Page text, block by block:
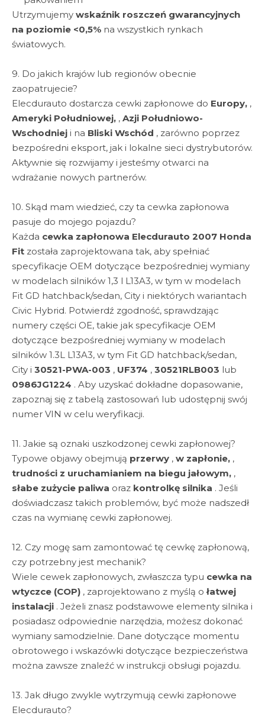
Utrzymujemy wskaźnik roszczeń gwarancyjnych
na poziomie <0,5% na wszystkich rynkach
światowych.
9. Do jakich krajów lub regionów obecnie
zaopatrujecie?
Elecdurauto dostarcza cewki zapłonowe do Europy, ,
Ameryki Południowej, , Azji Południowo-
Wschodniej i na Bliski Wschód , zarówno poprzez
bezpośredni eksport, jak i lokalne sieci dystrybutorów.
Aktywnie się rozwijamy i jesteśmy otwarci na
wdrażanie nowych partnerów.
10. Skąd mam wiedzieć, czy ta cewka zapłonowa
pasuje do mojego pojazdu?
Każda cewka zapłonowa Elecdurauto 2007 Honda
Fit została zaprojektowana tak, aby spełniać
specyfikacje OEM dotyczące bezpośredniej wymiany
w modelach silników 1,3 l L13A3, w tym w modelach
Fit GD hatchback/sedan, City i niektórych wariantach
Civic Hybrid. Potwierdź zgodność, sprawdzając
numery części OE, takie jak specyfikacje OEM
dotyczące bezpośredniej wymiany w modelach
silników 1.3L L13A3, w tym Fit GD hatchback/sedan,
City i 30521-PWA-003 , UF374 , 30521RLB003 lub
0986JG1224 . Aby uzyskać dokładne dopasowanie,
zapoznaj się z tabelą zastosowań lub udostępnij swój
numer VIN w celu weryfikacji.
11. Jakie są oznaki uszkodzonej cewki zapłonowej?
Typowe objawy obejmują przerwy , w zapłonie, ,
trudności z uruchamianiem na biegu jałowym, ,
słabe zużycie paliwa oraz kontrolkę silnika . Jeśli
doświadczasz takich problemów, być może nadszedł
czas na wymianę cewki zapłonowej.
12. Czy mogę sam zamontować tę cewkę zapłonową,
czy potrzebny jest mechanik?
Wiele cewek zapłonowych, zwłaszcza typu cewka na
wtyczce (COP) , zaprojektowano z myślą o łatwej
instalacji . Jeżeli znasz podstawowe elementy silnika i
posiadasz odpowiednie narzędzia, możesz dokonać
wymiany samodzielnie. Dane dotyczące momentu
obrotowego i wskazówki dotyczące bezpieczeństwa
można zawsze znaleźć w instrukcji obsługi pojazdu.
13. Jak długo zwykle wytrzymują cewki zapłonowe
Elecdurauto?